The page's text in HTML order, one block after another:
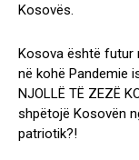
Kosovës.
Kosova është futur
në kohë Pandemie
NJOLLË TË ZEZË
shpëtojë Kosovën
patriotik?!